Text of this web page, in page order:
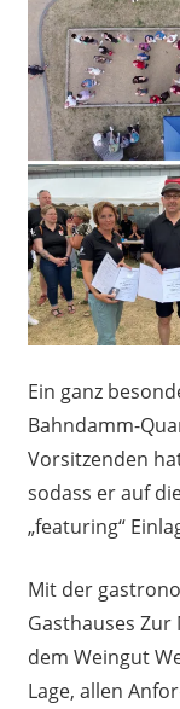
Ein ganz
Bahndamm-
Vorsitzenden
sodass er auf
„featuring“
Mit der
Gasthauses
dem Weingut
Lage, allen